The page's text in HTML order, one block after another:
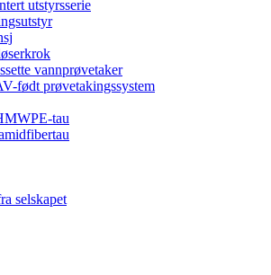
utstyrsserie
vannprøvetaker
født prøvetakingssystem
tau
selskapet